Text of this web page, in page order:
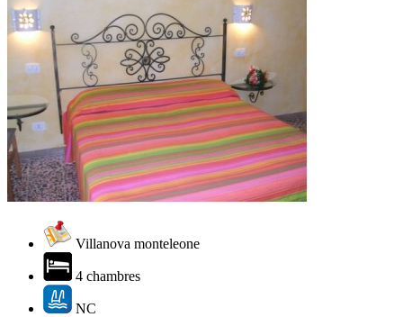
Villanova monteleone
4 chambres
NC